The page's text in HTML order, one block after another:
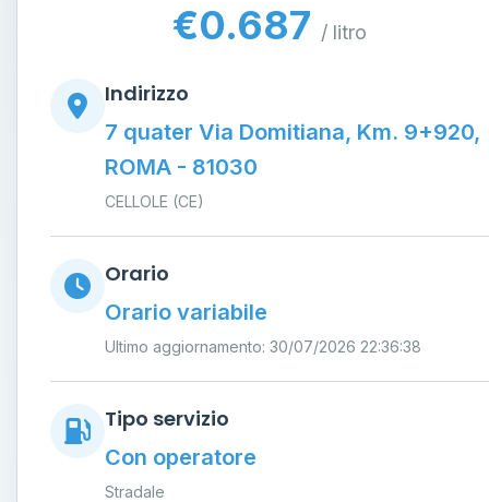
€0.687 / litro
Indirizzo
7 quater Via Domitiana, Km. 9+920,
ROMA - 81030
CELLOLE (CE)
Orario
Orario variabile
Ultimo aggiornamento: 30/07/2026 22:36:38
Tipo servizio
Con operatore
Stradale